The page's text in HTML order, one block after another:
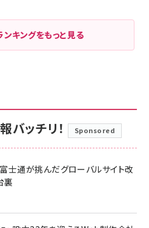
キングをもっと見る
バッチリ！ Sponsored
士通が挑んだグローバルサイト改
裏